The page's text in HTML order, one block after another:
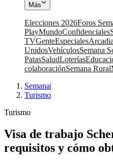
Más
Elecciones 2026Foros
PlayMundoConfidenciales
TVGenteEspecialesArcadia
UnidosVehículosSemana
PatasSaludLoterías
colaboraciónSemana Rural
Semana|
Turismo
Turismo
Visa de trabajo
requisitos y cómo